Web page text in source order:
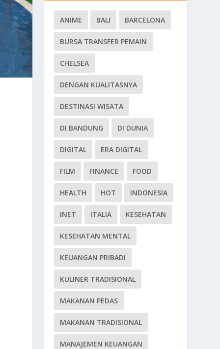
ANIME BALI BARCELONA
BURSA TRANSFER PEMAIN
CHELSEA
DENGAN KUALITASNYA
DESTINASI WISATA
DI BANDUNG DI DUNIA
DIGITAL ERA DIGITAL
FILM FINANCE FOOD
HEALTH HOT INDONESIA
INET ITALIA KESEHATAN
KESEHATAN MENTAL
KEUANGAN PRIBADI
KULINER TRADISIONAL
MAKANAN PEDAS
MAKANAN TRADISIONAL
MANAJEMEN KEUANGAN